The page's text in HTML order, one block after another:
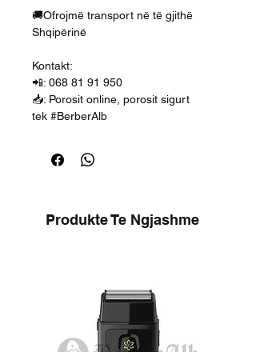
🚚Ofrojmë transport në të gjithë
Shqipërinë
Kontakt:
📲: 068 81 91 950
📥: Porosit online, porosit sigurt
tek #BerberAlb
Produkte Te Ngjashme